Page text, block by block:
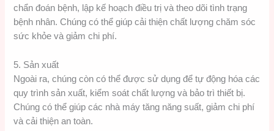
chẩn đoán bệnh, lập kế hoạch điều trị và theo dõi tình trạng
bệnh nhân. Chúng có thể giúp cải thiện chất lượng chăm sóc
sức khỏe và giảm chi phí.
5. Sản xuất
Ngoài ra, chúng còn có thể được sử dụng để tự động hóa các
quy trình sản xuất, kiểm soát chất lượng và bảo trì thiết bị.
Chúng có thể giúp các nhà máy tăng năng suất, giảm chi phí
và cải thiện an toàn.